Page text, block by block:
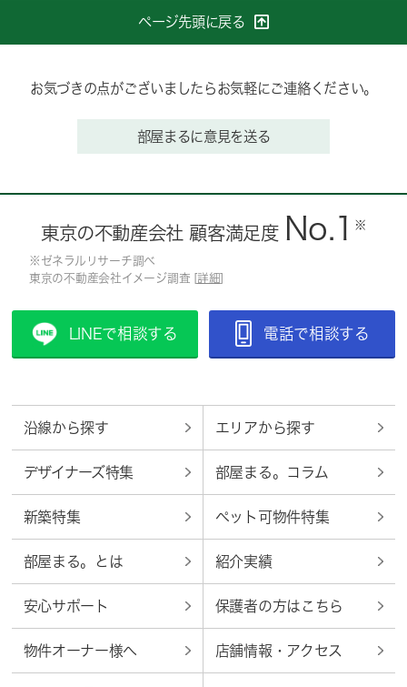
ページ先頭に戻る
お気づきの点がございましたらお気軽にご連絡ください。
部屋まるに意見を送る
東京の不動産会社 顧客満足度 No.1 ※
※ゼネラルリサーチ調べ
東京の不動産会社イメージ調査 [ 詳細
LINEで相談する 電話で相談する
沿線から探す エリアから探す
デザイナーズ特集 部屋まる。コラム
新築特集 ペット可物件特集
部屋まる。とは 紹介実績
安心サポート 保護者の方はこちら
物件オーナー様へ 店舗情報・アクセス